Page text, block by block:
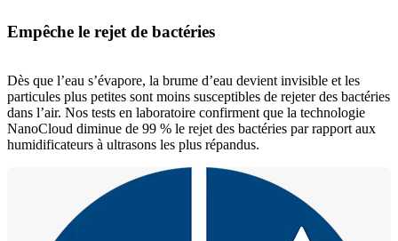
Empêche le rejet de bactéries
Dès que l’eau s’évapore, la brume d’eau devient invisible et les
particules plus petites sont moins susceptibles de rejeter des bactéries
dans l’air. Nos tests en laboratoire confirment que la technologie
NanoCloud diminue de 99 % le rejet des bactéries par rapport aux
humidificateurs à ultrasons les plus répandus.